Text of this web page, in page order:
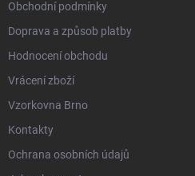
Obchodní podmínky
Doprava a způsob platby
Hodnocení obchodu
Vrácení zboží
Vzorkovna Brno
Kontakty
Ochrana osobních údajů